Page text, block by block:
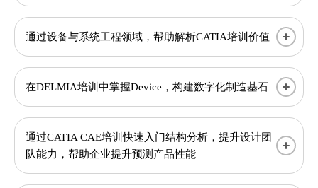
通过设备与系统工程领域，帮助解析CATIA培训价值
在DELMIA培训中掌握Device，构建数字化制造基石
​通过CATIA CAE培训快速入门结构分析，提升设计团
队能力，帮助企业提升预测产品性能